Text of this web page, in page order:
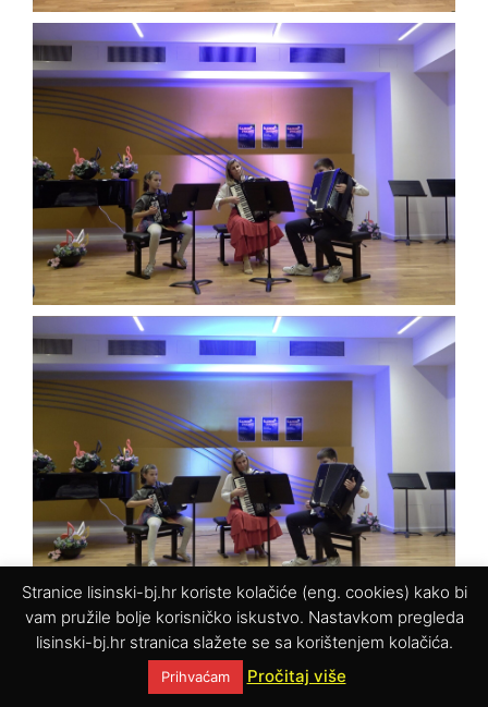
Stranice lisinski-bj.hr koriste kolačiće (eng. cookies) kako bi
vam pružile bolje korisničko iskustvo. Nastavkom pregleda
lisinski-bj.hr stranica slažete se sa korištenjem kolačića.
Prihvaćam Pročitaj više